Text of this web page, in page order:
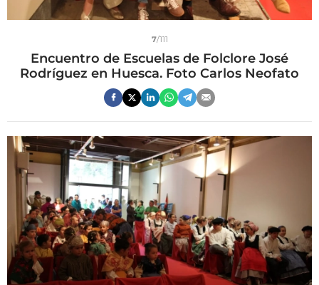
7/111
Encuentro de Escuelas de Folclore José
Rodríguez en Huesca. Foto Carlos Neofato